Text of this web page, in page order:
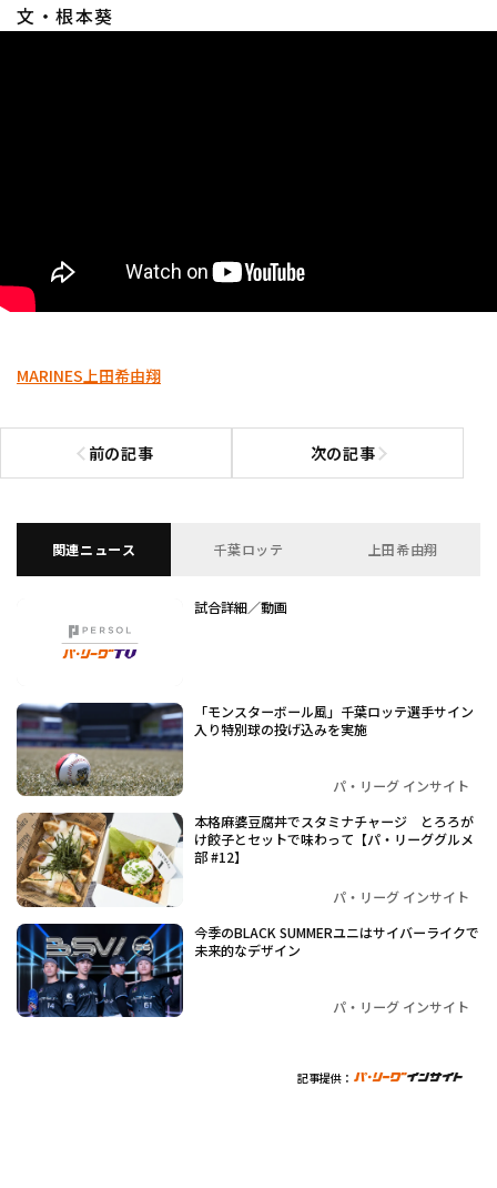
文・根本葵
MARINES上田希由翔
前の記事
前の記事へ 次の記事次の記事へ
関連ニュース 千葉ロッテ 上田希由翔
試合詳細／動画
「モンスターボール風」千葉ロッテ選手サイン
入り特別球の投げ込みを実施
パ・リーグ インサイト
本格麻婆豆腐丼でスタミナチャージ とろろが
け餃子とセットで味わって【パ・リーググルメ
部 #12】
パ・リーグ インサイト
今季のBLACK SUMMERユニはサイバーライクで
未来的なデザイン
パ・リーグ インサイト
記事提供：